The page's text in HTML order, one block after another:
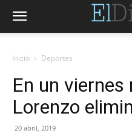
Inicio Deportes
En un viernes
Lorenzo
20 abril, 2019